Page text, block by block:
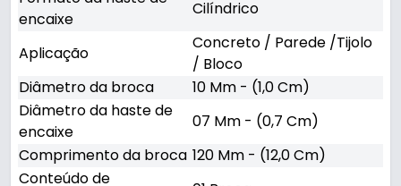
encaixe
Cilíndrico
Aplicação
Concreto / Parede /Tijolo
/ Bloco
Diâmetro da broca
10 Mm - (1,0 Cm)
Diâmetro da haste de
encaixe
07 Mm - (0,7 Cm)
Comprimento da broca 120 Mm - (12,0 Cm)
Conteúdo de